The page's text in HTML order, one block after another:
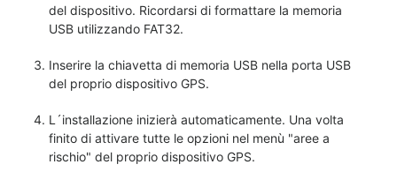
del dispositivo. Ricordarsi di formattare la memoria
USB utilizzando FAT32.
Inserire la chiavetta di memoria USB nella porta USB
del proprio dispositivo GPS.
L´installazione inizierà automaticamente. Una volta
finito di attivare tutte le opzioni nel menù "aree a
rischio" del proprio dispositivo GPS.